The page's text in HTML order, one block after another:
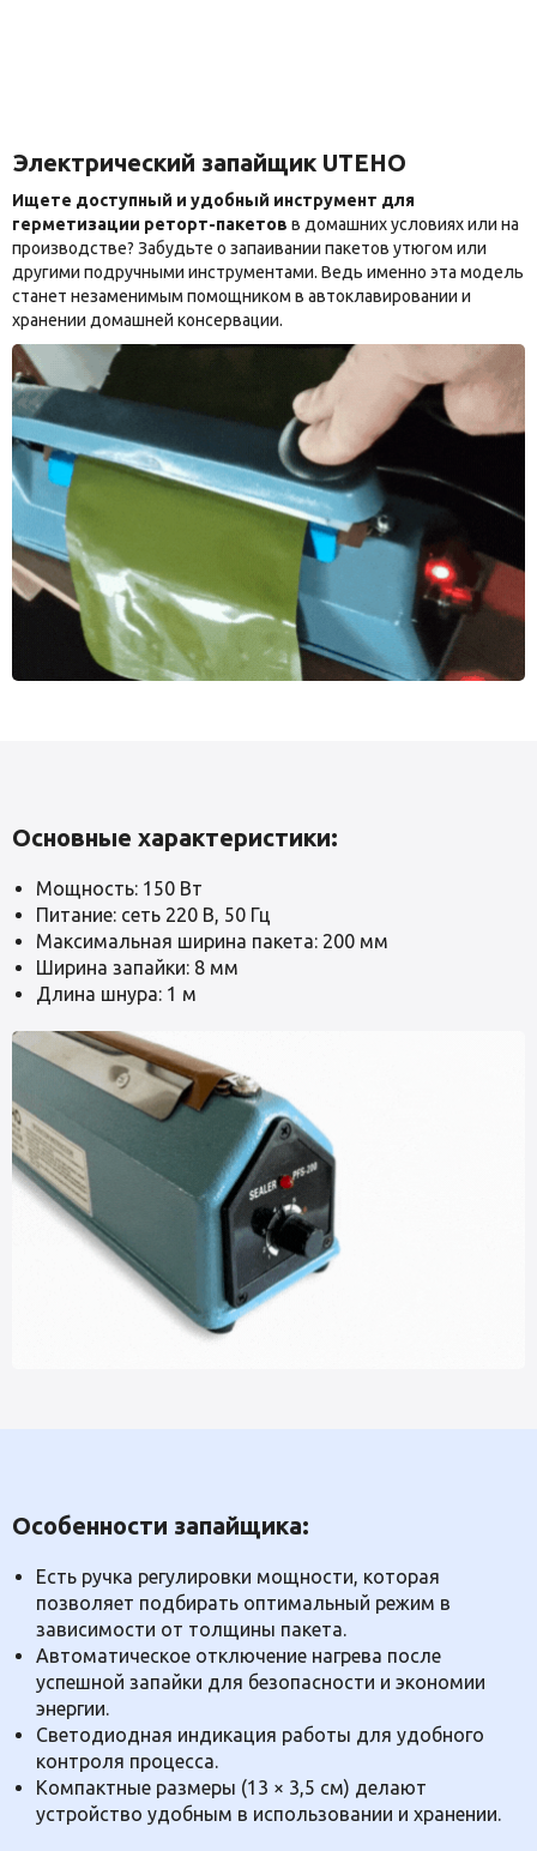
Электрический запайщик UTEHO
Ищете доступный и удобный инструмент для
герметизации реторт-пакетов в домашних условиях или на
производстве? Забудьте о запаивании пакетов утюгом или
другими подручными инструментами. Ведь именно эта модель
станет незаменимым помощником в автоклавировании и
хранении домашней консервации.
Основные характеристики:
Мощность: 150 Вт
Питание: сеть 220 В, 50 Гц
Максимальная ширина пакета: 200 мм
Ширина запайки: 8 мм
Длина шнура: 1 м
Особенности запайщика:
Есть ручка регулировки мощности, которая
позволяет подбирать оптимальный режим в
зависимости от толщины пакета.
Автоматическое отключение нагрева после
успешной запайки для безопасности и экономии
энергии.
Светодиодная индикация работы для удобного
контроля процесса.
Компактные размеры (13 × 3,5 см) делают
устройство удобным в использовании и хранении.